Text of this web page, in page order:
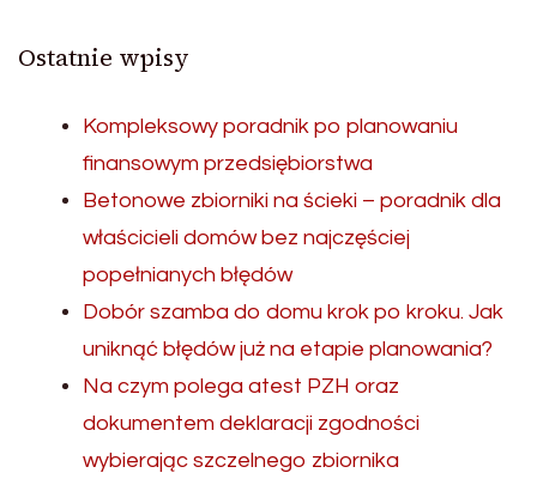
Ostatnie wpisy
Kompleksowy poradnik po planowaniu
finansowym przedsiębiorstwa
Betonowe zbiorniki na ścieki – poradnik dla
właścicieli domów bez najczęściej
popełnianych błędów
Dobór szamba do domu krok po kroku. Jak
uniknąć błędów już na etapie planowania?
Na czym polega atest PZH oraz
dokumentem deklaracji zgodności
wybierając szczelnego zbiornika